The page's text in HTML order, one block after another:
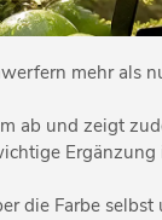
mehr als
ab und zeigt
Ergänzung
die Farbe